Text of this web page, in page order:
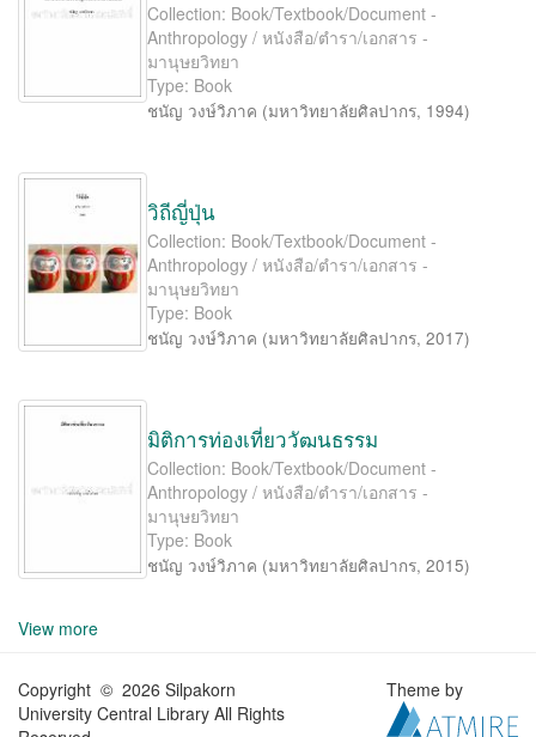
Collection: Book/Textbook/Document -
Anthropology / หนังสือ/ตำรา/เอกสาร -
มานุษยวิทยา
Type: Book
ชนัญ วงษ์วิภาค (มหาวิทยาลัยศิลปากร, 1994)
วิถีญี่ปุ่น
Collection: Book/Textbook/Document -
Anthropology / หนังสือ/ตำรา/เอกสาร -
มานุษยวิทยา
Type: Book
ชนัญ วงษ์วิภาค (มหาวิทยาลัยศิลปากร, 2017)
มิติการท่องเที่ยววัฒนธรรม
Collection: Book/Textbook/Document -
Anthropology / หนังสือ/ตำรา/เอกสาร -
มานุษยวิทยา
Type: Book
ชนัญ วงษ์วิภาค (มหาวิทยาลัยศิลปากร, 2015)
View more
Copyright © 2026 Silpakorn
University Central Library All Rights
Theme by